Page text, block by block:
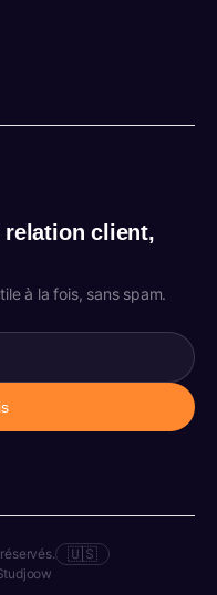
relation client,
à la fois, sans spam.
🇺🇸